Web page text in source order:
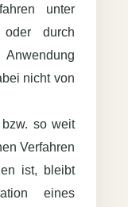
unter
oder durch
nicht von
so weit
Verfahren
ist, bleibt
eines